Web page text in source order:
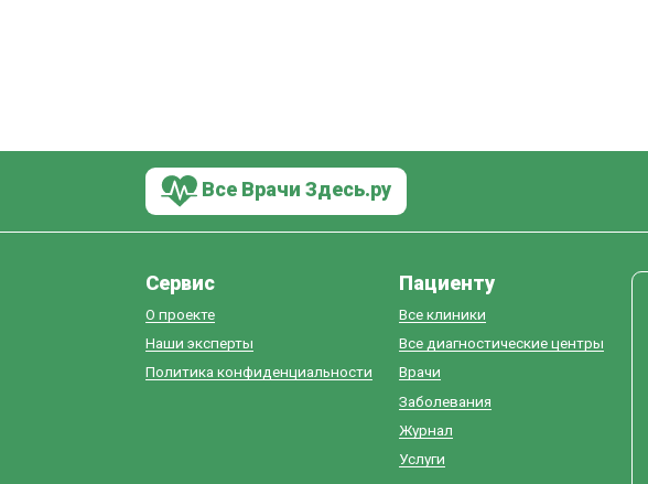
Все Врачи Здесь.ру
Сервис
О проекте
Наши эксперты
Политика конфиденциальности
Пациенту
Все клиники
Все диагностические центры
Врачи
Заболевания
Журнал
Услуги